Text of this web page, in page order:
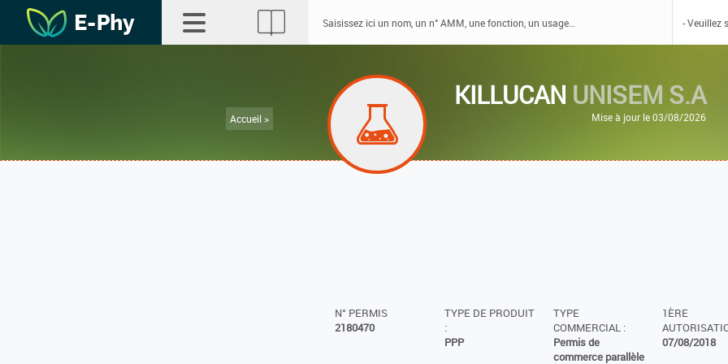
Accueil >
KILLUCAN UNISEM S.A
Mise à jour le 03/08/2026
N° PERMIS
2180470
TYPE DE PRODUIT
:
PPP
TYPE
COMMERCIAL :
Permis de
commerce parallèle
1ÈRE
07/08/2018